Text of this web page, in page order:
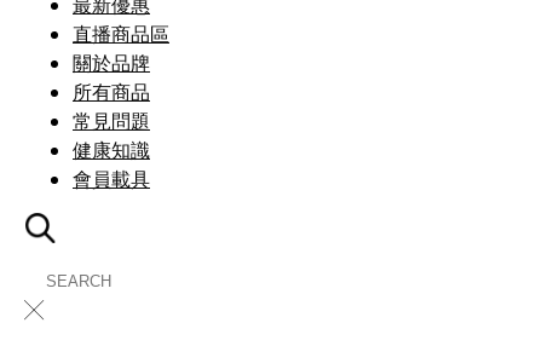
直播商品區
關於品牌
所有商品
常見問題
健康知識
會員載具
╳